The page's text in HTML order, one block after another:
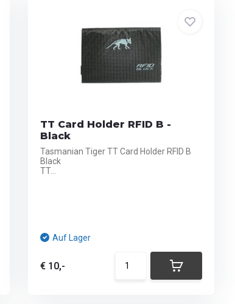
TT Card Holder RFID B -
Black
Tasmanian Tiger TT Card Holder RFID B
Black
TT...
Auf Lager
€ 10,-